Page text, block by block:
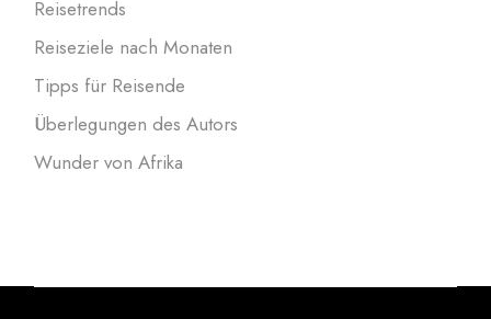
Reisetrends
Reiseziele nach Monaten
Tipps für Reisende
Überlegungen des Autors
Wunder von Afrika